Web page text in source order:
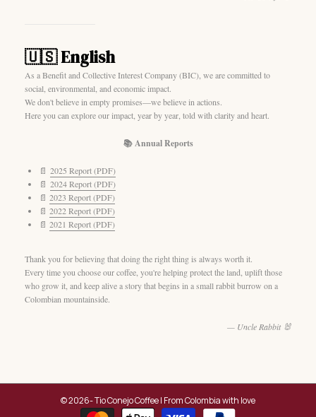
🇺🇸 English
As a Benefit and Collective Interest Company (BIC), we are committed to
social, environmental, and economic impact.
We don't believe in empty promises—we believe in actions.
Here you can explore our impact, year by year, told with clarity and heart.
📚 Annual Reports
📄 2025 Report (PDF)
📄 2024 Report (PDF)
📄 2023 Report (PDF)
📄 2022 Report (PDF)
📄 2021 Report (PDF)
Thank you for believing that doing the right thing is always worth it.
Every time you choose our coffee, you're helping protect the land, uplift those
who grow it, and keep alive a story that begins in a small rabbit burrow on a
Colombian mountainside.
— Uncle Rabbit 🐰
© 2026- Tio Conejo Coffee | From Colombia with love